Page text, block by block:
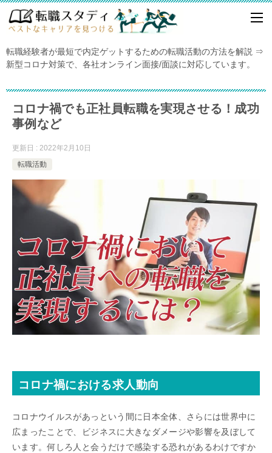
転職経験者が最短で内定ゲットするための転職活動の方法を解説 ⇒
新型コロナ対策で、各社オンライン面接/面談に対応しています。
コロナ禍でも正社員転職を実現させる！成功
事例など
更新日 : 2022年2月10日
転職活動
コロナ禍における求人動向
コロナウイルスがあっという間に日本全体、さらには世界中に
広まったことで、ビジネスに大きなダメージや影響を及ぼして
います。何しろ人と会うだけで感染する恐れがあるわけですか